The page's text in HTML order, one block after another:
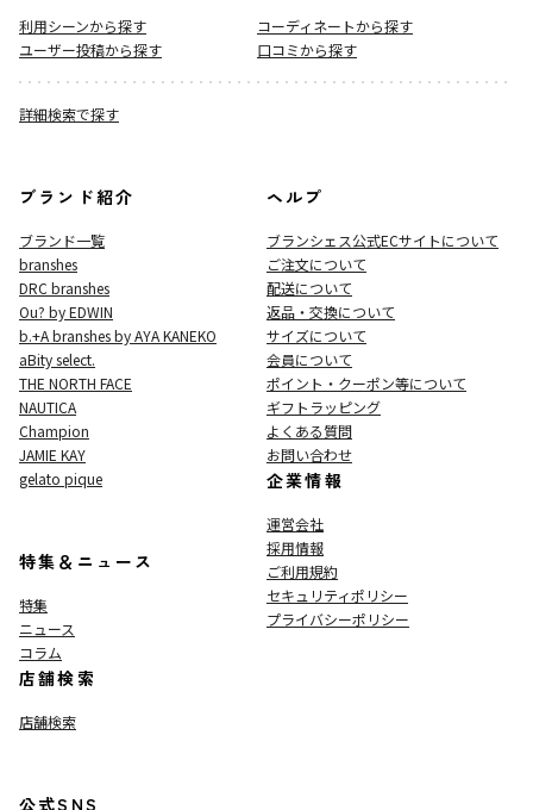
利用シーンから探す
コーディネートから探す
ユーザー投稿から探す
口コミから探す
詳細検索で探す
ブランド紹介
ブランド一覧
branshes
DRC branshes
Ou? by EDWIN
b.+A branshes by AYA KANEKO
aBity select.
THE NORTH FACE
NAUTICA
Champion
JAMIE KAY
gelato pique
特集＆ニュース
特集
ニュース
コラム
店舗検索
店舗検索
ヘルプ
ブランシェス公式ECサイトについて
ご注文について
配送について
返品・交換について
サイズについて
会員について
ポイント・クーポン等について
ギフトラッピング
よくある質問
お問い合わせ
企業情報
運営会社
採用情報
ご利用規約
セキュリティポリシー
プライバシーポリシー
公式SNS